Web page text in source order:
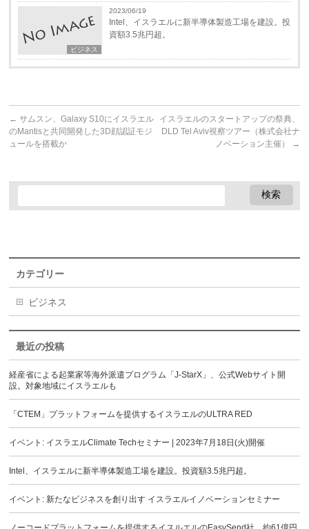
ビジネス
2023/06/19
Intel、イスラエルに新半導体製造工場を建設。投
資額3.5兆円超。
← サムスン、Galaxy S10にイスラエル
のMantisと共同開発した3D顔認証モジ
ュールを搭載か
イスラエルのスタートアップの祭典、
DLD Tel Aviv視察ツアー（株式会社ナ
ノベーション主催）
→
カテゴリー
ビジネス
最近の投稿
経産省による起業家等海外派遣プログラム「J-StarX」、公式Webサイト開
設。対象地域にイスラエルも
「CTEM」プラットフォームを提供するイスラエルのULTRA RED
イベント: イスラエルClimate Techセミナー | 2023年7月18日(火)開催
Intel、イスラエルに新半導体製造工場を建設。投資額3.5兆円超。
イベント: 新たなビジネスを創り出す イスラエルイノベーションセミナー